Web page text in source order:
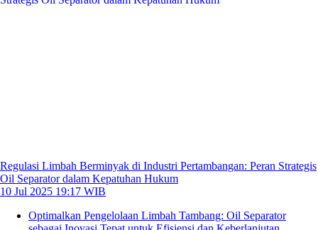
Regulasi Limbah Berminyak di Industri Pertambangan: Peran Strategis
Oil Separator dalam Kepatuhan Hukum
10 Jul 2025 19:17 WIB
Optimalkan Pengelolaan Limbah Tambang: Oil Separator